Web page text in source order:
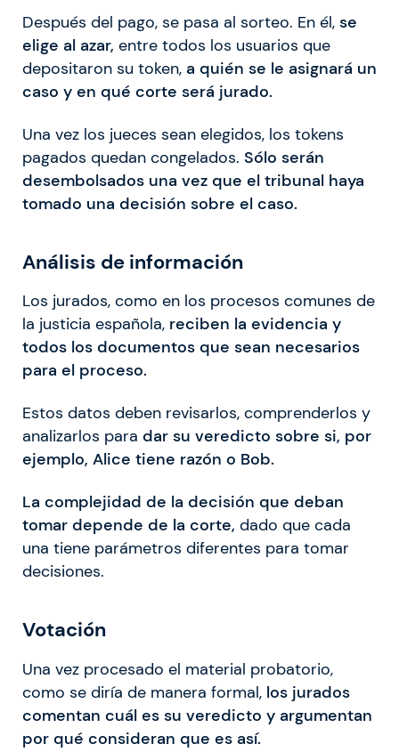
Después del pago, se pasa al sorteo. En él, se
elige al azar, entre todos los usuarios que
depositaron su token, a quién se le asignará un
caso y en qué corte será jurado.
Una vez los jueces sean elegidos, los tokens
pagados quedan congelados. Sólo serán
desembolsados una vez que el tribunal haya
tomado una decisión sobre el caso.
Análisis de información
Los jurados, como en los procesos comunes de
la justicia española, reciben la evidencia y
todos los documentos que sean necesarios
para el proceso.
Estos datos deben revisarlos, comprenderlos y
analizarlos para dar su veredicto sobre si, por
ejemplo, Alice tiene razón o Bob.
La complejidad de la decisión que deban
tomar depende de la corte, dado que cada
una tiene parámetros diferentes para tomar
decisiones.
Votación
Una vez procesado el material probatorio,
como se diría de manera formal, los jurados
comentan cuál es su veredicto y argumentan
por qué consideran que es así.